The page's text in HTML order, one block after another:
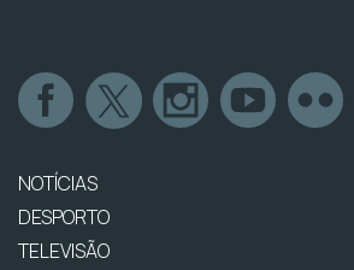
NOTÍCIAS
DESPORTO
TELEVISÃO